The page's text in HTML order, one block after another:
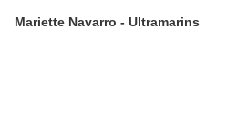
Mariette Navarro - Ultramarins